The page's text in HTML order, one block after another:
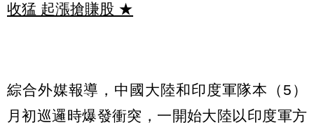
收猛 起漲搶賺股 ★
綜合外媒報導，中國大陸和印度軍隊本（5）
月初巡邏時爆發衝突，一開始大陸以印度軍方